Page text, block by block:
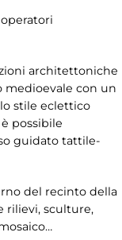
architettoniche
medioevale con un
stile eclettico
possibile
guidato tattile-
del recinto della
rilievi, sculture,